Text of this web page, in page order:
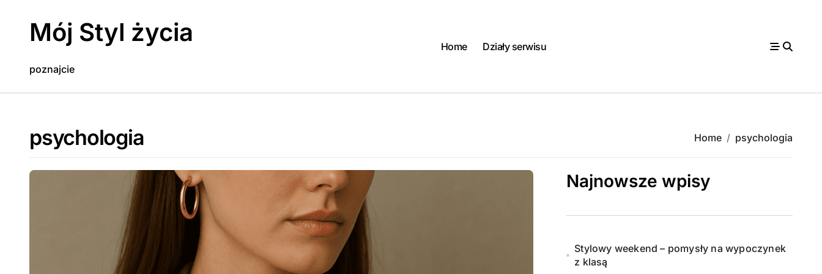
Mój Styl życia
poznajcie
Home Działy serwisu
psychologia Home psychologia
Najnowsze wpisy
Stylowy weekend – pomysły na wypoczynek
z klasą